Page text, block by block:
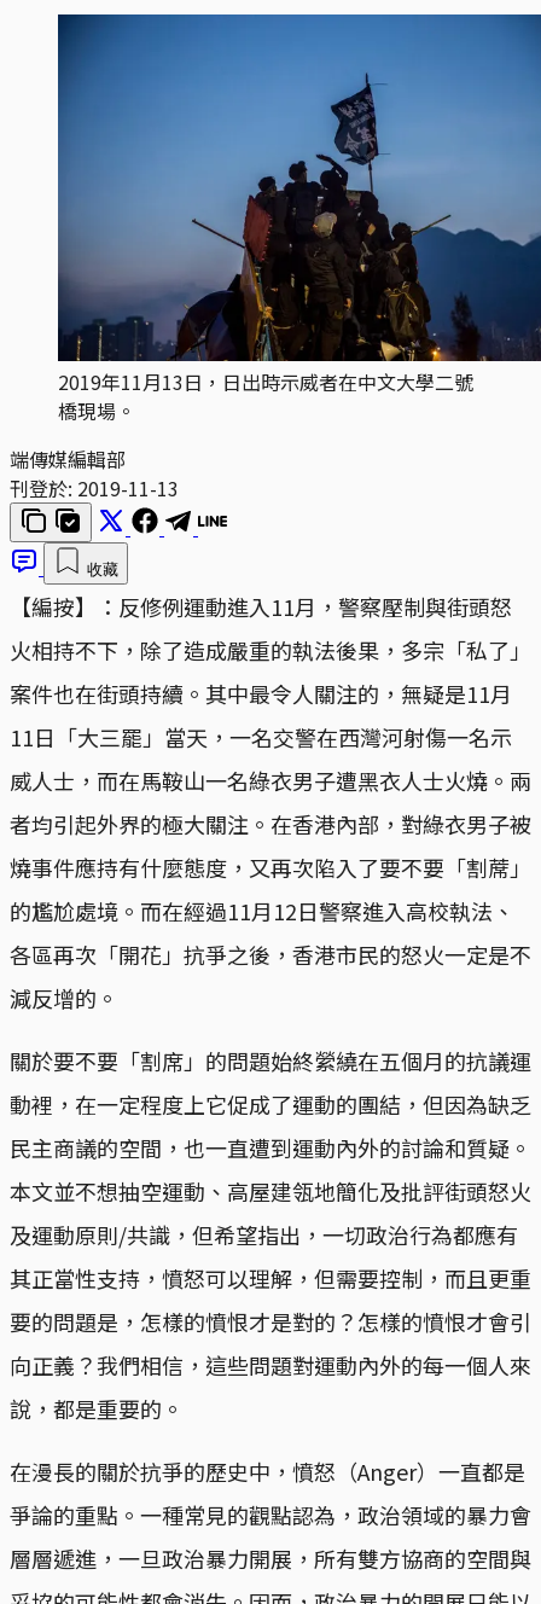
2019年11月13日，日出時示威者在中文大學二號
橋現場。
端傳媒編輯部
刊登於: 2019-11-13
收藏
【編按】：反修例運動進入11月，警察壓制與街頭怒
火相持不下，除了造成嚴重的執法後果，多宗「私了」
案件也在街頭持續。其中最令人關注的，無疑是11月
11日「大三罷」當天，一名交警在西灣河射傷一名示
威人士，而在馬鞍山一名綠衣男子遭黑衣人士火燒。兩
者均引起外界的極大關注。在香港內部，對綠衣男子被
燒事件應持有什麼態度，又再次陷入了要不要「割蓆」
的尷尬處境。而在經過11月12日警察進入高校執法、
各區再次「開花」抗爭之後，香港市民的怒火一定是不
減反增的。
關於要不要「割席」的問題始終縈繞在五個月的抗議運
動裡，在一定程度上它促成了運動的團結，但因為缺乏
民主商議的空間，也一直遭到運動內外的討論和質疑。
本文並不想抽空運動、高屋建瓴地簡化及批評街頭怒火
及運動原則/共識，但希望指出，一切政治行為都應有
其正當性支持，憤怒可以理解，但需要控制，而且更重
要的問題是，怎樣的憤恨才是對的？怎樣的憤恨才會引
向正義？我們相信，這些問題對運動內外的每一個人來
說，都是重要的。
在漫長的關於抗爭的歷史中，憤怒（Anger）一直都是
爭論的重點。一種常見的觀點認為，政治領域的暴力會
層層遞進，一旦政治暴力開展，所有雙方協商的空間與